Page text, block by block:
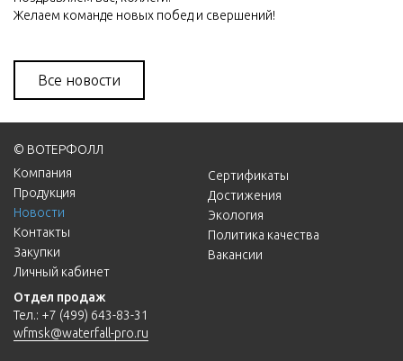
Желаем команде новых побед и свершений!
Все новости
© ВОТЕРФОЛЛ
Компания
Продукция
Новости
Контакты
Закупки
Личный кабинет
Сертификаты
Достижения
Экология
Политика качества
Вакансии
Отдел продаж
Тел.: +7 (499) 643-83-31
wfmsk@waterfall-pro.ru